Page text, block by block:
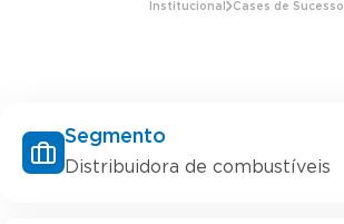
Institucional Cases de Sucesso
Segmento
Distribuidora de combustíveis